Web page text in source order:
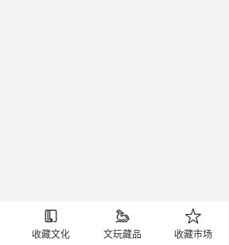

收藏文化

文玩藏品

收藏市场